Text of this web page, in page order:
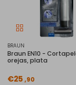
BRAUN
Braun EN10 -
orejas, plata
€25 ,90